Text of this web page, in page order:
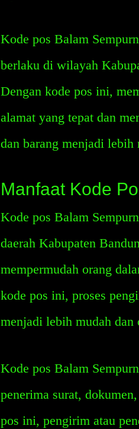
Kode pos Balam
berlaku di wilayah
Dengan kode pos ini,
alamat yang tepat dan
dan barang menjadi lebih
Manfaat Kode
Kode pos Balam
daerah Kabupaten
mempermudah orang
kode pos ini, proses
menjadi lebih mudah dan
Kode pos Balam
penerima surat,
pos ini, pengirim atau